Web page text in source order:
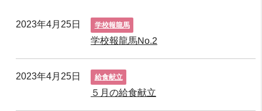
2023年4月25日 学校報龍馬
学校報龍馬No.2
2023年4月25日 給食献立
５月の給食献立